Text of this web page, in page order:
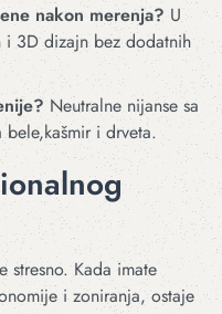
nakon merenja? U
3D dizajn bez dodatnih
Neutralne nijanse sa
i drveta.
stresno. Kada imate
i zoniranja, ostaje